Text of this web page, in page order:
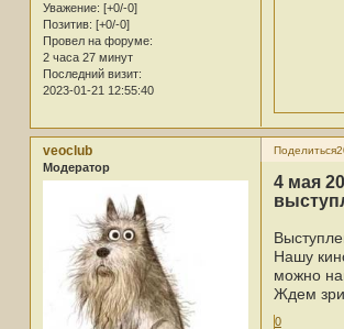
Уважение: [+0/-0]
Позитив: [+0/-0]
Провел на форуме:
2 часа 27 минут
Последний визит:
2023-01-21 12:55:40
Поделиться
veoclub
Модератор
4 мая
Нашу
можно
Ждем
0